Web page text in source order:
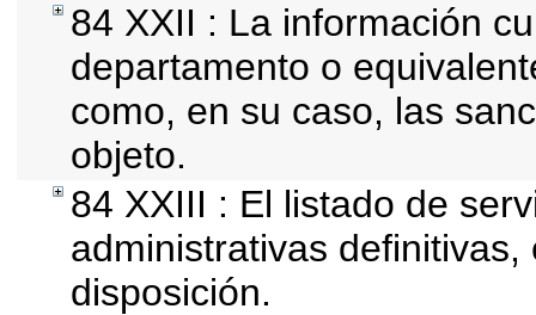
84 XXII : La información
departamento o
como, en su caso, las
objeto.
84 XXIII : El listado de
administrativas
disposición.